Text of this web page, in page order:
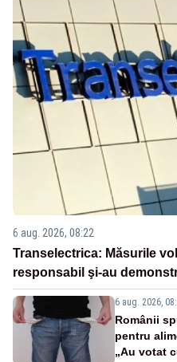
6 aug. 2026, 08:22
Transelectrica: Măsurile
responsabil şi-au
6 aug. 2026,
Românii
pentru
„Au votat